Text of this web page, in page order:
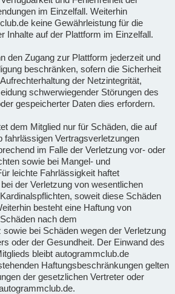
im Einzelfall. Weiterhin
keine Gewährleistung für die
Inhalte auf der Plattform im Einzelfall.
den Zugang zur Plattform jederzeit und
beschränken, sofern die Sicherheit
der Netzintegrität,
schwerwiegender Störungen des
gespeicherter Daten dies erfordern.
dem Mitglied nur für Schäden, die auf
fahrlässigen Vertragsverletzungen
im Falle der Verletzung vor- oder
sowie bei Mangel- und
leichte Fahrlässigkeit haftet
der Verletzung von wesentlichen
soweit diese Schäden
besteht eine Haftung von
nach dem
bei Schäden wegen der Verletzung
oder der Gesundheit. Der Einwand des
bleibt autogrammclub.de
Haftungsbeschränkungen gelten
der gesetzlichen Vertreter oder